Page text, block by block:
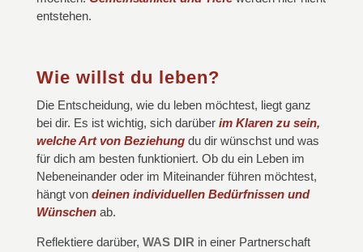
entstehen.
Wie willst du leben?
Die Entscheidung, wie du leben möchtest, liegt ganz
bei dir. Es ist wichtig, sich darüber im Klaren zu sein,
welche Art von Beziehungdu dir wünschst und was
für dich am besten funktioniert. Ob du ein Leben im
Nebeneinander oder im Miteinander führen möchtest,
hängt von deinen individuellen Bedürfnissen und
Wünschenab.
Reflektiere darüber, WAS DIR in einer Partnerschaft